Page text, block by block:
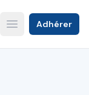
Open main menu
Adhérer